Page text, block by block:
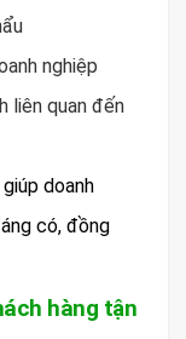
nghiệp
liên quan đến
doanh
có, đồng
hàng tận